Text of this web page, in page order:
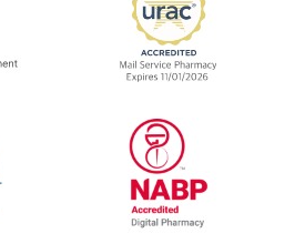
Pharmacy Benefit
URAC